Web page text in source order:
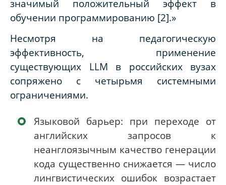
значимый положительный эффект в
обучении программированию [2].»
Несмотря на педагогическую
эффективность, применение
существующих LLM в российских вузах
сопряжено с четырьмя системными
ограничениями.
Языковой барьер: при переходе от
английских запросов к
неанглоязычным качество генерации
кода существенно снижается — число
лингвистических ошибок возрастает